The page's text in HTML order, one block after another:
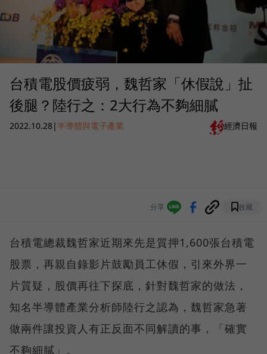
台積電股價疲弱，魏哲家「休假說」扯
後腿？陸行之：2大行為不夠細膩
2022.10.28|半導體與電子產業 經濟日報
分享 收藏
台積電總裁魏哲家近期來先是質押1,600張台積電
股票，再親自錄影片鼓勵員工休假，引來外界一
片質疑，股價再往下探底，針對魏哲家的做法，
知名半導體產業分析師陸行之認為，魏哲家急著
做兩件讓投資人有正反面不同解讀的事，「確實
不夠細膩」。